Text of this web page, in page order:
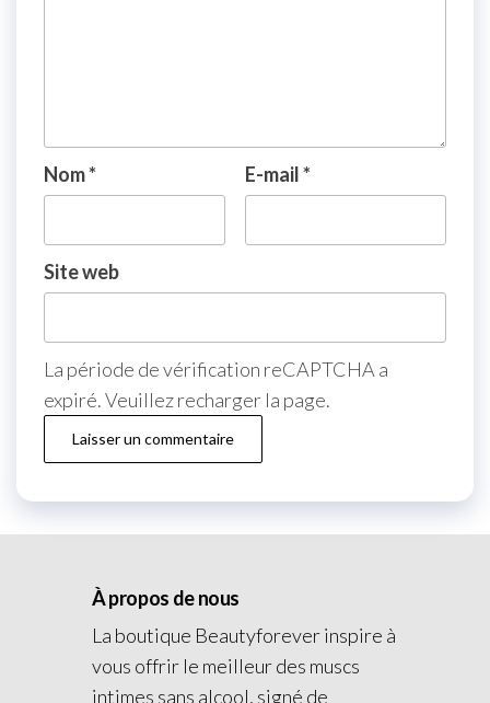
Nom* E-mail*
Site web
La période de vérification reCAPTCHA a
expiré. Veuillez recharger la page.
À propos de nous
La boutique Beautyforever inspire à
vous offrir le meilleur des muscs
intimes sans alcool, signé de